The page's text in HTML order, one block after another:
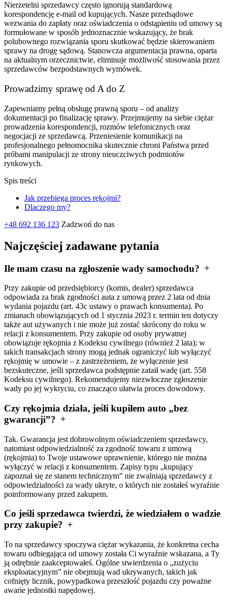
Nierzetelni sprzedawcy często ignorują standardową
korespondencję e-mail od kupujących. Nasze przedsądowe
wezwania do zapłaty oraz oświadczenia o odstąpieniu od umowy są
formułowane w sposób jednoznacznie wskazujący, że brak
polubownego rozwiązania sporu skutkować będzie skierowaniem
sprawy na drogę sądową. Stanowcza argumentacja prawna, oparta
na aktualnym orzecznictwie, eliminuje możliwość stosowania przez
sprzedawców bezpodstawnych wymówek.
Prowadzimy sprawę od A do Z
Zapewniamy pełną obsługę prawną sporu – od analizy
dokumentacji po finalizację sprawy. Przejmujemy na siebie ciężar
prowadzenia korespondencji, rozmów telefonicznych oraz
negocjacji ze sprzedawcą. Przeniesienie komunikacji na
profesjonalnego pełnomocnika skutecznie chroni Państwa przed
próbami manipulacji ze strony nieuczciwych podmiotów
rynkowych.
Spis treści
Jak przebiega proces rękojmi?
Dlaczego my?
+48 692 136 123 Zadzwoń do nas
Najczęściej zadawane pytania
Ile mam czasu na zgłoszenie wady samochodu?
Przy zakupie od przedsiębiorcy (komis, dealer) sprzedawca
odpowiada za brak zgodności auta z umową przez 2 lata od dnia
wydania pojazdu (art. 43c ustawy o prawach konsumenta). Po
zmianach obowiązujących od 1 stycznia 2023 r. termin ten dotyczy
także aut używanych i nie może już zostać skrócony do roku w
relacji z konsumentem. Przy zakupie od osoby prywatnej
obowiązuje rękojmia z Kodeksu cywilnego (również 2 lata); w
takich transakcjach strony mogą jednak ograniczyć lub wyłączyć
rękojmię w umowie – z zastrzeżeniem, że wyłączenie jest
bezskuteczne, jeśli sprzedawca podstępnie zataił wadę (art. 558
Kodeksu cywilnego). Rekomendujemy niezwłoczne zgłoszenie
wady po jej wykryciu, co znacząco ułatwia proces dowodowy.
Czy rękojmia działa, jeśli kupiłem auto „bez
gwarancji”?
Tak. Gwarancja jest dobrowolnym oświadczeniem sprzedawcy,
natomiast odpowiedzialność za zgodność towaru z umową
(rękojmia) to Twoje ustawowe uprawnienie, którego nie można
wyłączyć w relacji z konsumentem. Zapisy typu „kupujący
zapoznał się ze stanem technicznym” nie zwalniają sprzedawcy z
odpowiedzialności za wady ukryte, o których nie zostałeś wyraźnie
poinformowany przed zakupem.
Co jeśli sprzedawca twierdzi, że wiedziałem o wadzie
przy zakupie?
To na sprzedawcy spoczywa ciężar wykazania, że konkretna cecha
towaru odbiegająca od umowy została Ci wyraźnie wskazana, a Ty
ją odrębnie zaakceptowałeś. Ogólne stwierdzenia o „zużyciu
eksploatacyjnym” nie obejmują wad ukrywanych, takich jak
cofnięty licznik, powypadkowa przeszłość pojazdu czy poważne
awarie jednostki napędowej.